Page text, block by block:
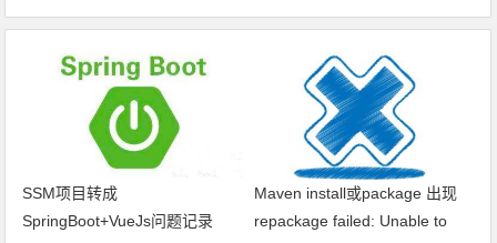
SSM项目转成
SpringBoot+VueJs问题记录
Maven install或package 出现
repackage failed: Unable to